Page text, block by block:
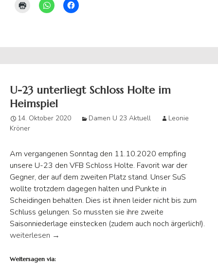
U-23 unterliegt Schloss Holte im
Heimspiel
14. Oktober 2020 Damen U 23 Aktuell
Leonie
Kröner
Am vergangenen Sonntag den 11.10.2020 empfing
unsere U-23 den VFB Schloss Holte. Favorit war der
Gegner, der auf dem zweiten Platz stand. Unser SuS
wollte trotzdem dagegen halten und Punkte in
Scheidingen behalten. Dies ist ihnen leider nicht bis zum
Schluss gelungen. So mussten sie ihre zweite
Saisonniederlage einstecken (zudem auch noch ärgerlich!).
U-23 unterliegt Schloss Holte im Heimspiel
weiterlesen →
Weitersagen via: